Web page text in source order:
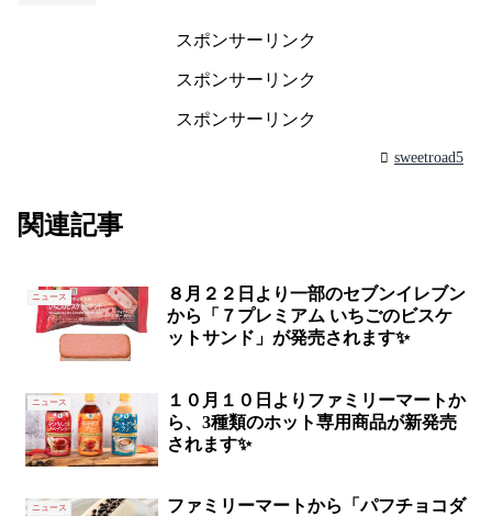
スポンサーリンク
スポンサーリンク
スポンサーリンク
sweetroad5
関連記事
ニュース
８月２２日より一部のセブンイレブン
から「７プレミアム いちごのビスケ
ットサンド」が発売されます✨
ニュース
１０月１０日よりファミリーマートか
ら、3種類のホット専用商品が新発売
されます✨
ニュース
ファミリーマートから「パフチョコダ